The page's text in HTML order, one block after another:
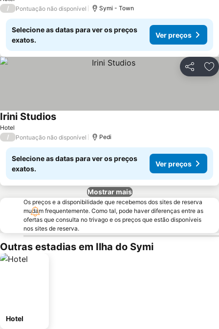
/ Pontuação não disponível Symi - Town
Selecione as datas para ver os preços
exatos.
Ver preços
Partilhar
Hotel
Irini Studios
/ Pontuação não disponível Pedi
Selecione as datas para ver os preços
exatos.
Ver preços
Mostrar mais
Os preços e a disponibilidade que recebemos dos sites de reserva
mudam frequentemente. Como tal, pode haver diferenças entre as
ofertas que consulta no trivago e os preços que estão disponíveis
nos sites de reserva.
Outras estadias em Ilha do Symi
Hotel